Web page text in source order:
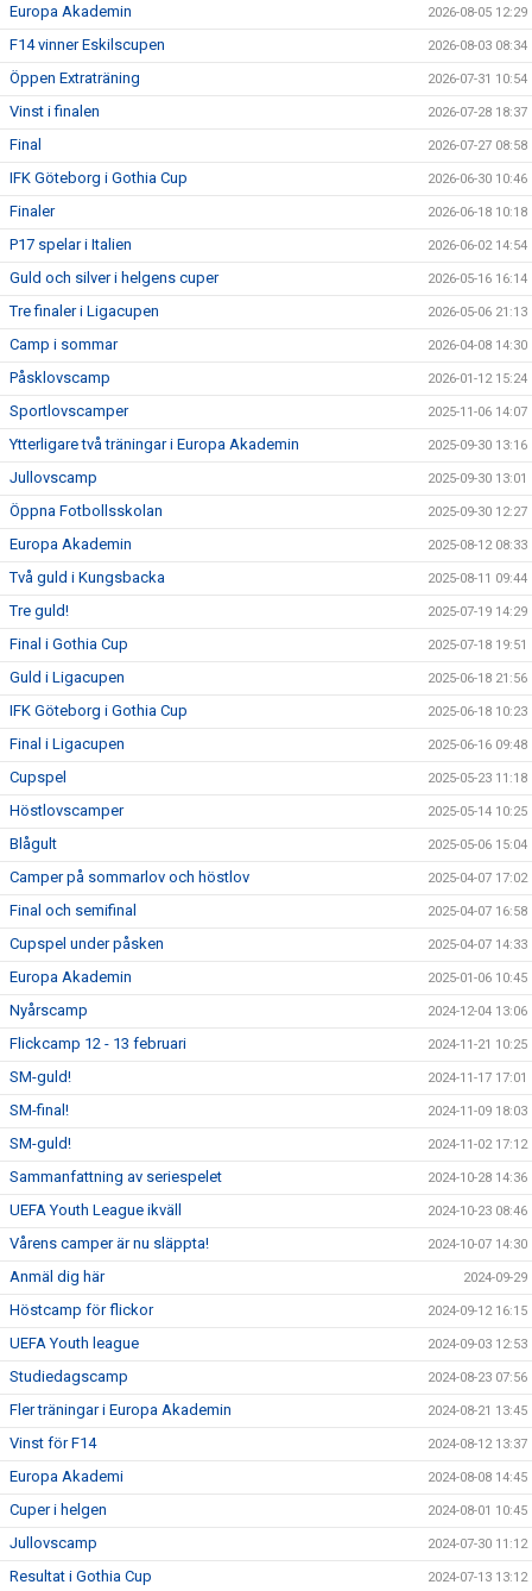
Europa Akademin 2026-08-05 12:29
F14 vinner Eskilscupen 2026-08-03 08:34
Öppen Extraträning 2026-07-31 10:54
Vinst i finalen 2026-07-28 18:37
Final 2026-07-27 08:58
IFK Göteborg i Gothia Cup 2026-06-30 10:46
Finaler 2026-06-18 10:18
P17 spelar i Italien 2026-06-02 14:54
Guld och silver i helgens cuper 2026-05-16 16:14
Tre finaler i Ligacupen 2026-05-06 21:13
Camp i sommar 2026-04-08 14:30
Påsklovscamp 2026-01-12 15:24
Sportlovscamper 2025-11-06 14:07
Ytterligare två träningar i Europa Akademin 2025-09-30 13:16
Jullovscamp 2025-09-30 13:01
Öppna Fotbollsskolan 2025-09-30 12:27
Europa Akademin 2025-08-12 08:33
Två guld i Kungsbacka 2025-08-11 09:44
Tre guld! 2025-07-19 14:29
Final i Gothia Cup 2025-07-18 19:51
Guld i Ligacupen 2025-06-18 21:56
IFK Göteborg i Gothia Cup 2025-06-18 10:23
Final i Ligacupen 2025-06-16 09:48
Cupspel 2025-05-23 11:18
Höstlovscamper 2025-05-14 10:25
Blågult 2025-05-06 15:04
Camper på sommarlov och höstlov 2025-04-07 17:02
Final och semifinal 2025-04-07 16:58
Cupspel under påsken 2025-04-07 14:33
Europa Akademin 2025-01-06 10:45
Nyårscamp 2024-12-04 13:06
Flickcamp 12 - 13 februari 2024-11-21 10:25
SM-guld! 2024-11-17 17:01
SM-final! 2024-11-09 18:03
SM-guld! 2024-11-02 17:12
Sammanfattning av seriespelet 2024-10-28 14:36
UEFA Youth League ikväll 2024-10-23 08:46
Vårens camper är nu släppta! 2024-10-07 14:30
Anmäl dig här 2024-09-29
Höstcamp för flickor 2024-09-12 16:15
UEFA Youth league 2024-09-03 12:53
Studiedagscamp 2024-08-23 07:56
Fler träningar i Europa Akademin 2024-08-21 13:45
Vinst för F14 2024-08-12 13:37
Europa Akademi 2024-08-08 14:45
Cuper i helgen 2024-08-01 10:45
Jullovscamp 2024-07-30 11:12
Resultat i Gothia Cup 2024-07-13 13:12